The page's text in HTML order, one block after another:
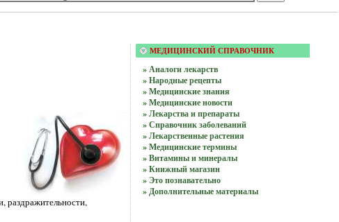
раздражительности,
МЕДИЦИНСКИЙ СПРАВОЧНИК
» Аналоги лекарств
» Народные рецепты
» Медицинские знания
» Медицинские новости
» Лекарства и препараты
» Справочник заболеваний
» Лекарственные растения
» Медицинские термины
» Витамины и минералы
» Книжный магазин
» Это познавательно
» Дополнительные материалы